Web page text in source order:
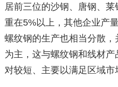
居前三位的沙钢、唐钢、
重在5%以上，其他企业产
螺纹钢的生产也相当分散
为主，这与螺纹钢和线材
对较短、主要以满足区域市